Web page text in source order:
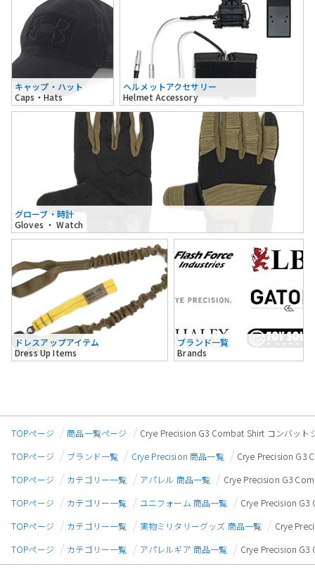
キャップ・ハット
Caps・Hats
ヘルメットアクセサリー
Helmet Accessory
グローブ・時計
Gloves ・ Watch
ドレスアップアイテム
Dress Up Items
ブランド一覧
Brands
TOPページ 商品一覧ページ
Crye Precision G3 Combat Shirt コンバット
TOPページ
ブランド一覧 Crye Precision 商品一覧
Crye Precision G3
TOPページ
カテゴリー一覧 アパレル 商品一覧
Crye Precision G3
TOPページ
カテゴリー一覧 ユニフォーム 商品一覧
Crye Precision G3
TOPページ
カテゴリー一覧 実物ミリタリーグッズ 商品一覧
Crye
TOPページ
カテゴリー一覧 アパレルギア 商品一覧 Crye Precision G3